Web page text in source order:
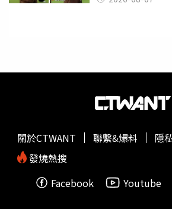
關於CTWANT 聯繫&爆料
隱
發燒熱搜
Facebook
Youtube